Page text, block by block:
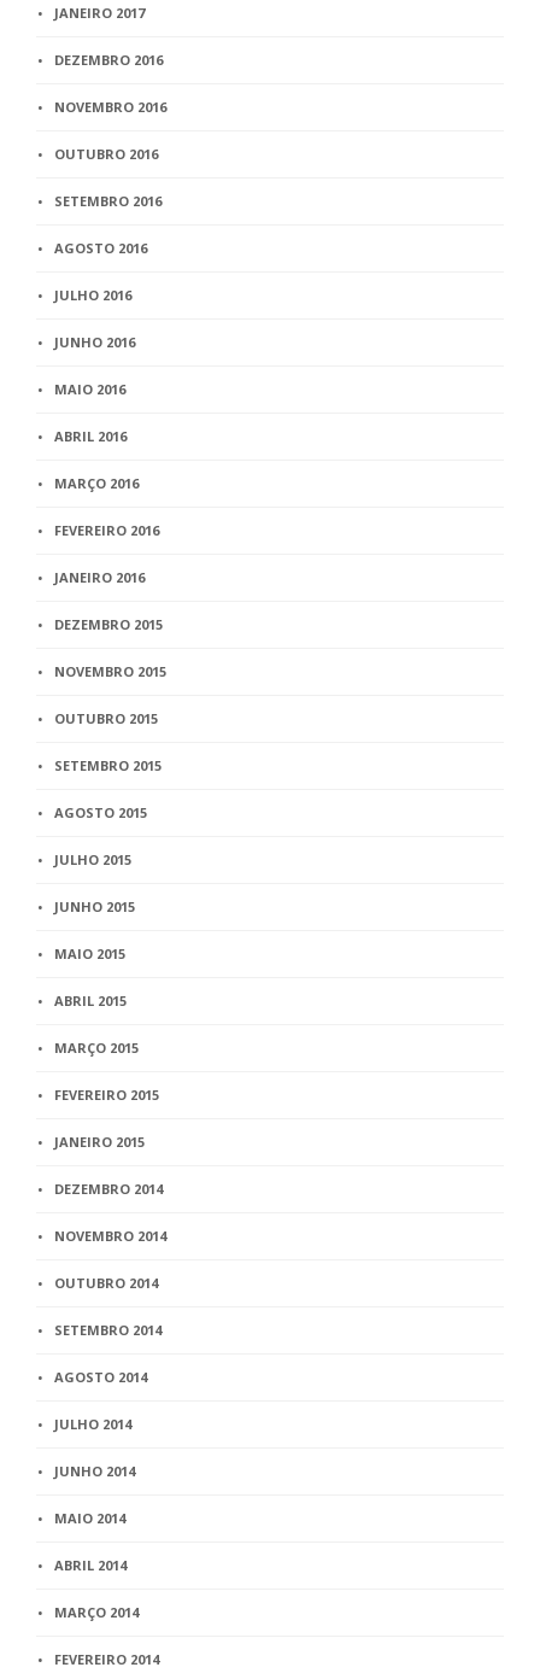
JANEIRO 2017
DEZEMBRO 2016
NOVEMBRO 2016
OUTUBRO 2016
SETEMBRO 2016
AGOSTO 2016
JULHO 2016
JUNHO 2016
MAIO 2016
ABRIL 2016
MARÇO 2016
FEVEREIRO 2016
JANEIRO 2016
DEZEMBRO 2015
NOVEMBRO 2015
OUTUBRO 2015
SETEMBRO 2015
AGOSTO 2015
JULHO 2015
JUNHO 2015
MAIO 2015
ABRIL 2015
MARÇO 2015
FEVEREIRO 2015
JANEIRO 2015
DEZEMBRO 2014
NOVEMBRO 2014
OUTUBRO 2014
SETEMBRO 2014
AGOSTO 2014
JULHO 2014
JUNHO 2014
MAIO 2014
ABRIL 2014
MARÇO 2014
FEVEREIRO 2014